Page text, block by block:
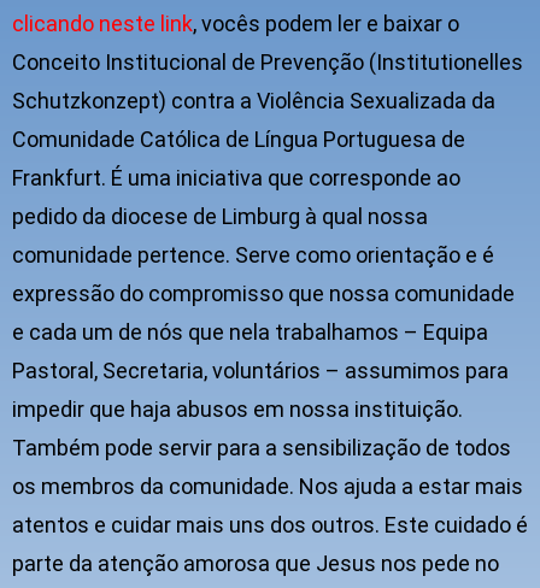
clicando neste link, vocês podem ler e baixar o
Conceito Institucional de Prevenção (Institutionelles
Schutzkonzept) contra a Violência Sexualizada da
Comunidade Católica de Língua Portuguesa de
Frankfurt. É uma iniciativa que corresponde ao
pedido da diocese de Limburg à qual nossa
comunidade pertence. Serve como orientação e é
expressão do compromisso que nossa comunidade
e cada um de nós que nela trabalhamos – Equipa
Pastoral, Secretaria, voluntários – assumimos para
impedir que haja abusos em nossa instituição.
Também pode servir para a sensibilização de todos
os membros da comunidade. Nos ajuda a estar mais
atentos e cuidar mais uns dos outros. Este cuidado é
parte da atenção amorosa que Jesus nos pede no